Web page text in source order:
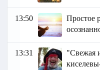
13:50
Простое
13:31
"Свежая